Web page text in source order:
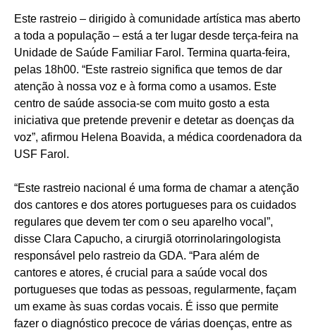
Este rastreio – dirigido à comunidade artística mas aberto
a toda a população – está a ter lugar desde terça-feira na
Unidade de Saúde Familiar Farol. Termina quarta-feira,
pelas 18h00. “Este rastreio significa que temos de dar
atenção à nossa voz e à forma como a usamos. Este
centro de saúde associa-se com muito gosto a esta
iniciativa que pretende prevenir e detetar as doenças da
voz”, afirmou Helena Boavida, a médica coordenadora da
USF Farol.
“Este rastreio nacional é uma forma de chamar a atenção
dos cantores e dos atores portugueses para os cuidados
regulares que devem ter com o seu aparelho vocal”,
disse Clara Capucho, a cirurgiã otorrinolaringologista
responsável pelo rastreio da GDA. “Para além de
cantores e atores, é crucial para a saúde vocal dos
portugueses que todas as pessoas, regularmente, façam
um exame às suas cordas vocais. É isso que permite
fazer o diagnóstico precoce de várias doenças, entre as